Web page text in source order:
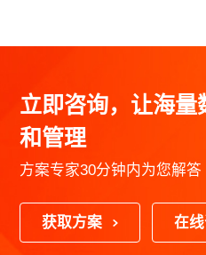
立即咨询，让海
和管理
方案专家30分钟内为您解答
获取方案 在